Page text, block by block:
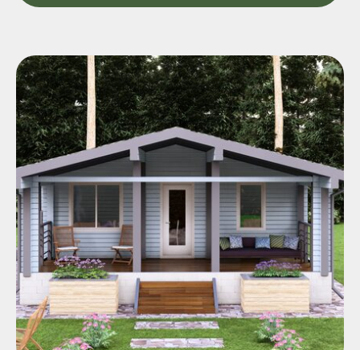
Политика конфиденциальности
Политика cookie
Согласие на обработку персональных данных
Согласие на рекламную рассылку
Пользовательское соглашение
Сайт разработан ГЕРОЯМИ
Акции
Вопросы и ответы